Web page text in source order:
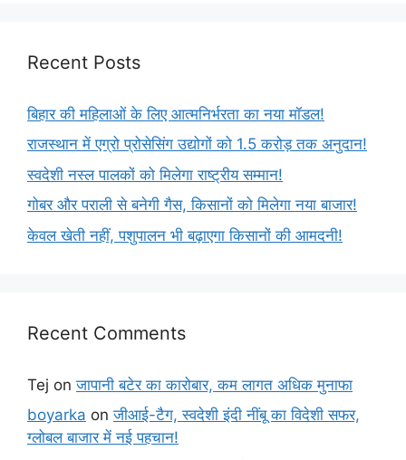
Recent Posts
बिहार की महिलाओं के लिए आत्मनिर्भरता का नया मॉडल!
राजस्थान में एग्रो प्रोसेसिंग उद्योगों को 1.5 करोड़ तक अनुदान!
स्वदेशी नस्ल पालकों को मिलेगा राष्ट्रीय सम्मान!
गोबर और पराली से बनेगी गैस, किसानों को मिलेगा नया बाजार!
केवल खेती नहीं, पशुपालन भी बढ़ाएगा किसानों की आमदनी!
Recent Comments
Tej onजापानी बटेर का कारोबार, कम लागत अधिक मुनाफा
boyarka onजीआई-टैग, स्वदेशी इंदी नींबू का विदेशी सफर,
ग्लोबल बाजार में नई पहचान!